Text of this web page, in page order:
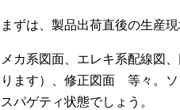
まずは、製品出荷直後の生産
メカ系図面、エレキ系配線図
ります）、修正図面 等々。ソ
スパゲティ状態でしょう。